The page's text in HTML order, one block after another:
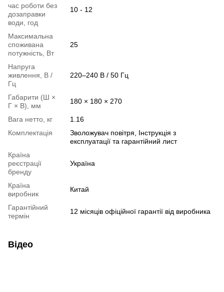
час роботи без
дозаправки
води, год
10 - 12
Максимальна
споживана
потужність, Вт
25
Напруга
живлення, В /
Гц
220–240 В / 50 Гц
Габарити (Ш ×
Г × В), мм
180 × 180 × 270
Вага нетто, кг
1.16
Комплектація
Зволожувач повітря, Інструкція з
експлуатації та гарантійний лист
Країна
реєстрації
бренду
Україна
Країна
виробник
Китай
Гарантійний
термін
12 місяців офіційної гарантії від виробника
Відео